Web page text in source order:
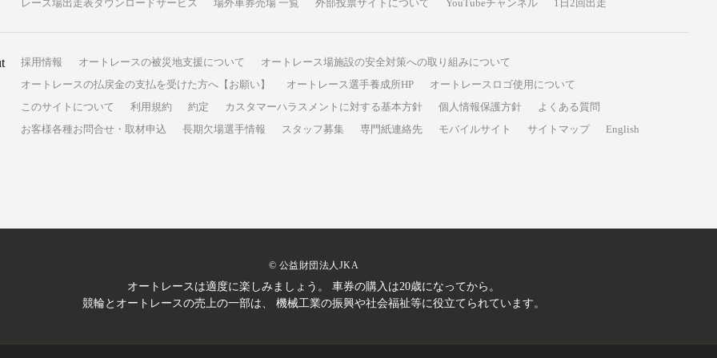
レース場出走表ダウンロードサービス 場外車券売場 一覧 外部投票サイトについて YouTubeチャンネル 1日2回出走
採用情報 オートレースの被災地支援について
オートレース場施設の安全対策への取り組みについて
オートレースの払戻金の支払を受けた方へ【お願い】
オートレース選手養成所HP
オートレースロゴ使用について
このサイトについて
利用規約 約定 カスタマーハラスメントに対する基本方針 個人情報保護方針
よくある質問
お客様各種お問合せ・取材申込
長期欠場選手情報 スタッフ募集 専門紙連絡先 モバイルサイト サイトマップ English
© 公益財団法人JKA
オートレースは適度に楽しみましょう。
車券の購入は20歳になってから。
競輪とオートレースの売上の一部は、
機械工業の振興や社会福祉等に役立てられています。